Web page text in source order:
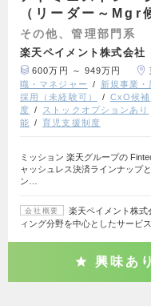
（リーダー～Mgr
その他、管理部門系
楽天ペイメント株式会社
600万円 ～ 949万円
職・マネジャー
新規事業・
採用（未経験可）
CxO候補
度
ストックオプションあり
能
育児支援制度
ミッション 楽天グループの
ャッシュレス決済ラインナップ
ン…
会社概要
楽天ペイメント株式
ィング分野を中心としたサービ
興味あり